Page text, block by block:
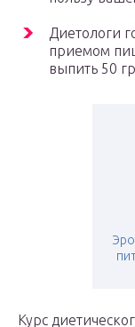
Диетологи
приемом
выпить 50
Курс